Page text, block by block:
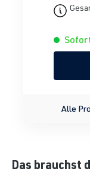
Alle
Das brauchst